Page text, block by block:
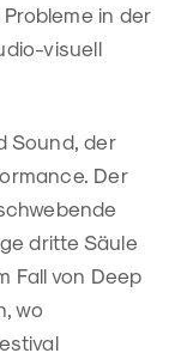
in der
visuell
Sound, der
Der
dritte Säule
Fall von Deep
wo